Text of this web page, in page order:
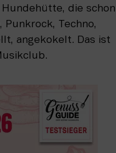
die schon
Techno,
angekokelt. Das ist